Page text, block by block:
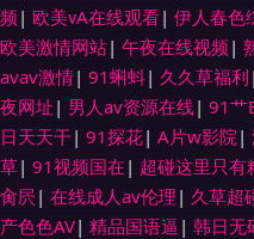
频 | 欧美ⅴA在线观看| 伊人春色
欧美激情网站| 午夜在线视频 |
avav激情| 91蝌蚪| 久久草福利 |
夜网址 | 男人av资源在线| 91艹
日天天干| 91探花| A片w影院|
草| 91视频国在 | 超碰这里只有
肏屄 | 在线成人av伦理 | 久草超
产色色AV| 精品国语逼 | 韩日无